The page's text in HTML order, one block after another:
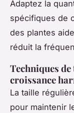
Adaptez la
spécifiques de
des plantes
réduit la
Techniques
croissance
La taille
pour maintenir